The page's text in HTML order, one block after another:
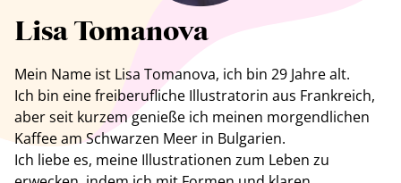
Lisa Tomanova
Mein Name ist Lisa Tomanova, ich bin 29 Jahre alt.
Ich bin eine freiberufliche Illustratorin aus Frankreich,
aber seit kurzem genieße ich meinen morgendlichen
Kaffee am Schwarzen Meer in Bulgarien.
Ich liebe es, meine Illustrationen zum Leben zu